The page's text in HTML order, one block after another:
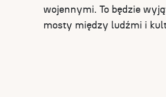
wojennymi. To będzie
mosty między ludźmi i